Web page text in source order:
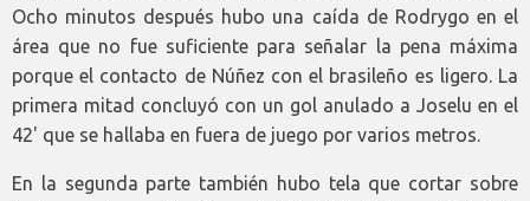
Ocho minutos después hubo una caída de Rodrygo en el
área que no fue suficiente para señalar la pena máxima
porque el contacto de Núñez con el brasileño es ligero. La
primera mitad concluyó con un gol anulado a Joselu en el
42' que se hallaba en fuera de juego por varios metros.
En la segunda parte también hubo tela que cortar sobre